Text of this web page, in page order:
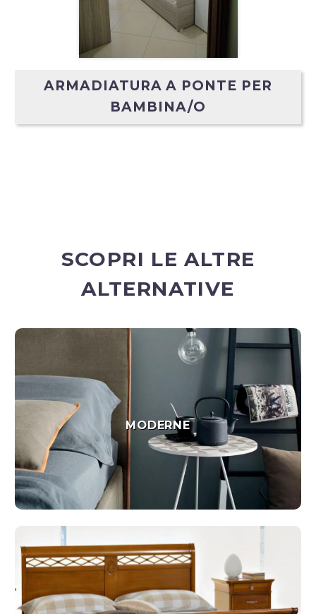
ARMADIATURA A PONTE PER
BAMBINA/O
SCOPRI LE ALTRE
ALTERNATIVE
MODERNE
MODERNE
Vedi
CLASSICHE